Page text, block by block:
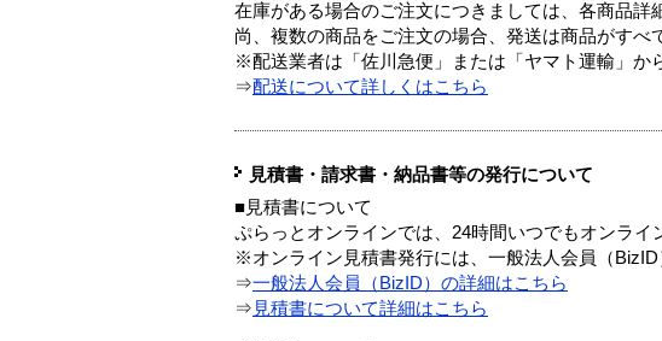
在庫がある場合のご注文につきましては、各商品詳
尚、複数の商品をご注文の場合、発送は商品がすべ
※配送業者は「佐川急便」または「ヤマト運輸」か
⇒配送について詳しくはこちら
見積書・請求書・納品書等の発行について
■見積書について
ぷらっとオンラインでは、24時間いつでもオンライ
※オンライン見積書発行には、一般法人会員（BizID
⇒一般法人会員（BizID）の詳細はこちら
⇒ 見積書について詳細はこちら